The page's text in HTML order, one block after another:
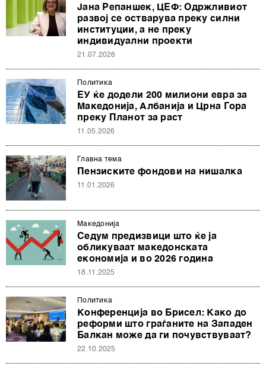
Јана Репаншек, ЦЕФ: Одржливиот
развој се остварува преку силни
институции, а не преку
индивидуални проекти
21.07.2026
Политика
ЕУ ќе додели 200 милиони евра за
Македонија, Албанија и Црна Гора
преку Планот за раст
11.05.2026
Главна тема
Пензиските фондови на нишалка
11.01.2026
Македонија
Седум предизвици што ќе ја
обликуваат македонската
економија и во 2026 година
18.11.2025
Политика
Конференција во Брисел: Како до
реформи што граѓаните на Западен
Балкан може да ги почувствуваат?
22.10.2025